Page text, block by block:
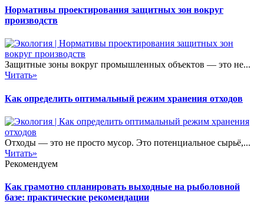
Нормативы проектирования защитных зон вокруг
производств
Защитные зоны вокруг промышленных объектов — это не...
Читать»
Как определить оптимальный режим хранения отходов
Отходы — это не просто мусор. Это потенциальное сырьё,...
Читать»
Рекомендуем
Как грамотно спланировать выходные на рыболовной
базе: практические рекомендации